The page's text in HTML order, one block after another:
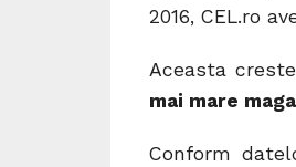
2016, CEL.ro
Aceasta
mai mare
Conform